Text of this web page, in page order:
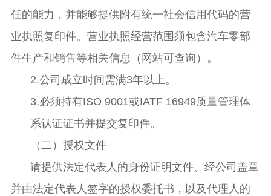
任的能力，并能够提供附有统一社会信用代码的营
业执照复印件。营业执照经营范围须包含汽车零部
件生产和销售等相关信息（网站可查询）。
2.公司成立时间需满3年以上。
3.必须持有ISO 9001或IATF 16949质量管理体
系认证证书并提交复印件。
（二）授权文件
请提供法定代表人的身份证明文件、经公司盖章
并由法定代表人签字的授权委托书，以及代理人的